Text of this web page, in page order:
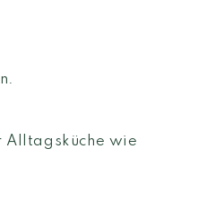
Alltagsküche wie